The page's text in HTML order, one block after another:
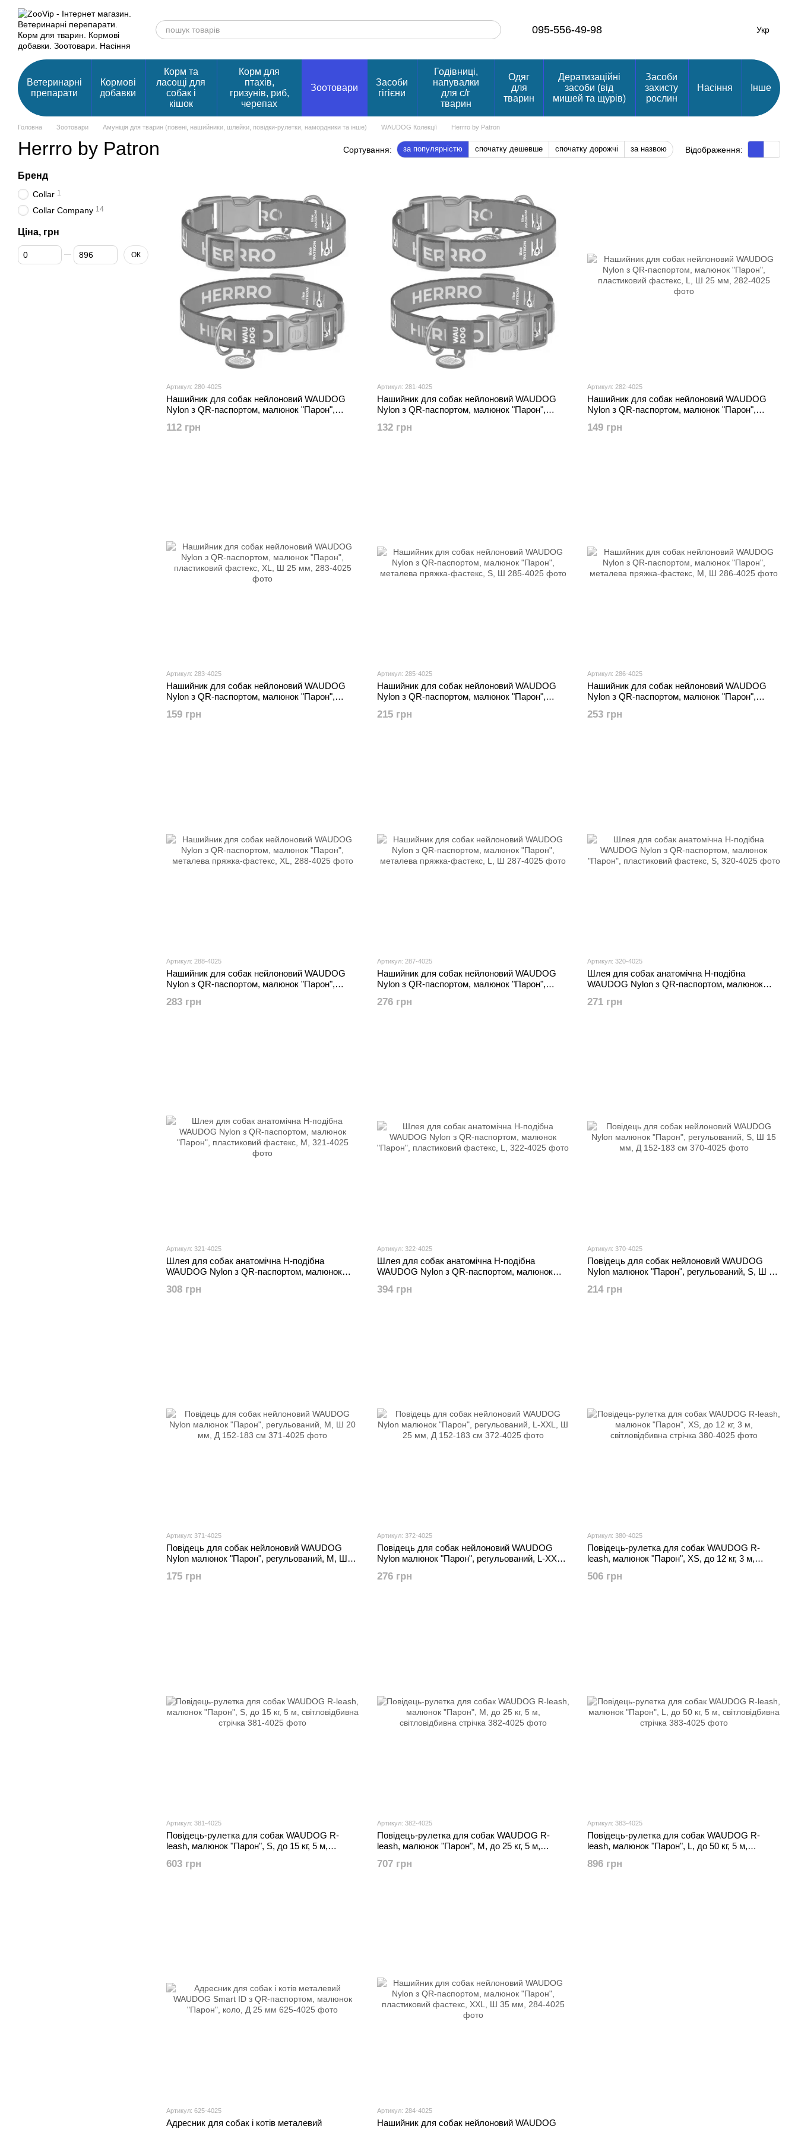
Перейти до основного контенту
095-556-49-98 Укр
Ветеринарні
препарати
Кормові
добавки
Корм та
ласощі для
собак і
кішок
Корм для
птахів,
гризунів, риб,
черепах
Зоотовари
Засоби
гігієни
Годівниці,
напувалки
для с/г
тварин
Одяг
для
тварин
Дератизаційні
засоби (від
мишей та щурів)
Засоби
захисту
рослин
Насіння Інше
Головна Зоотовари Амуніція для тварин (повені, нашийники, шлейки, повідки-рулетки, намордники та інше) WAUDOG Колекції Herrro by Patron
Herrro by Patron Сортування: за популярністю спочатку дешевше спочатку дорожчі за назвою Відображення:
Артикул: 280-4025
Нашийник для собак нейлоновий WAUDOG
Nylon з QR-паспортом, малюнок "Парон",
112 грн
Артикул: 281-4025
Нашийник для собак нейлоновий WAUDOG
Nylon з QR-паспортом, малюнок "Парон",
132 грн
Артикул: 282-4025
Нашийник для собак нейлоновий WAUDOG
Nylon з QR-паспортом, малюнок "Парон",
149 грн
Артикул: 283-4025
Нашийник для собак нейлоновий WAUDOG
Nylon з QR-паспортом, малюнок "Парон",
159 грн
Артикул: 285-4025
Нашийник для собак нейлоновий WAUDOG
Nylon з QR-паспортом, малюнок "Парон",
215 грн
Артикул: 286-4025
Нашийник для собак нейлоновий WAUDOG
Nylon з QR-паспортом, малюнок "Парон",
253 грн
Артикул: 288-4025
Нашийник для собак нейлоновий WAUDOG
Nylon з QR-паспортом, малюнок "Парон",
283 грн
Артикул: 287-4025
Нашийник для собак нейлоновий WAUDOG
Nylon з QR-паспортом, малюнок "Парон",
276 грн
Артикул: 320-4025
Шлея для собак анатомічна H-подібна
WAUDOG Nylon з QR-паспортом, малюнок
271 грн
Артикул: 321-4025
Шлея для собак анатомічна H-подібна
WAUDOG Nylon з QR-паспортом, малюнок
308 грн
Артикул: 322-4025
Шлея для собак анатомічна H-подібна
WAUDOG Nylon з QR-паспортом, малюнок
394 грн
Артикул: 370-4025
Повідець для собак нейлоновий WAUDOG
Nylon малюнок "Парон", регульований, S, Ш 15
214 грн
Артикул: 371-4025
Повідець для собак нейлоновий WAUDOG
Nylon малюнок "Парон", регульований, M, Ш
175 грн
Артикул: 372-4025
Повідець для собак нейлоновий WAUDOG
Nylon малюнок "Парон", регульований, L-XXL,
276 грн
Артикул: 380-4025
Повідець-рулетка для собак WAUDOG R-
leash, малюнок "Парон", XS, до 12 кг, 3 м,
506 грн
Артикул: 381-4025
Повідець-рулетка для собак WAUDOG R-
leash, малюнок "Парон", S, до 15 кг, 5 м,
603 грн
Артикул: 382-4025
Повідець-рулетка для собак WAUDOG R-
leash, малюнок "Парон", M, до 25 кг, 5 м,
707 грн
Артикул: 383-4025
Повідець-рулетка для собак WAUDOG R-
leash, малюнок "Парон", L, до 50 кг, 5 м,
896 грн
Артикул: 625-4025
Адресник для собак і котів металевий
Артикул: 284-4025
Нашийник для собак нейлоновий WAUDOG
Бренд
Collar 1
Collar Company 14
Ціна, грн
Від Ціна, грн
До Ціна, грн ОК